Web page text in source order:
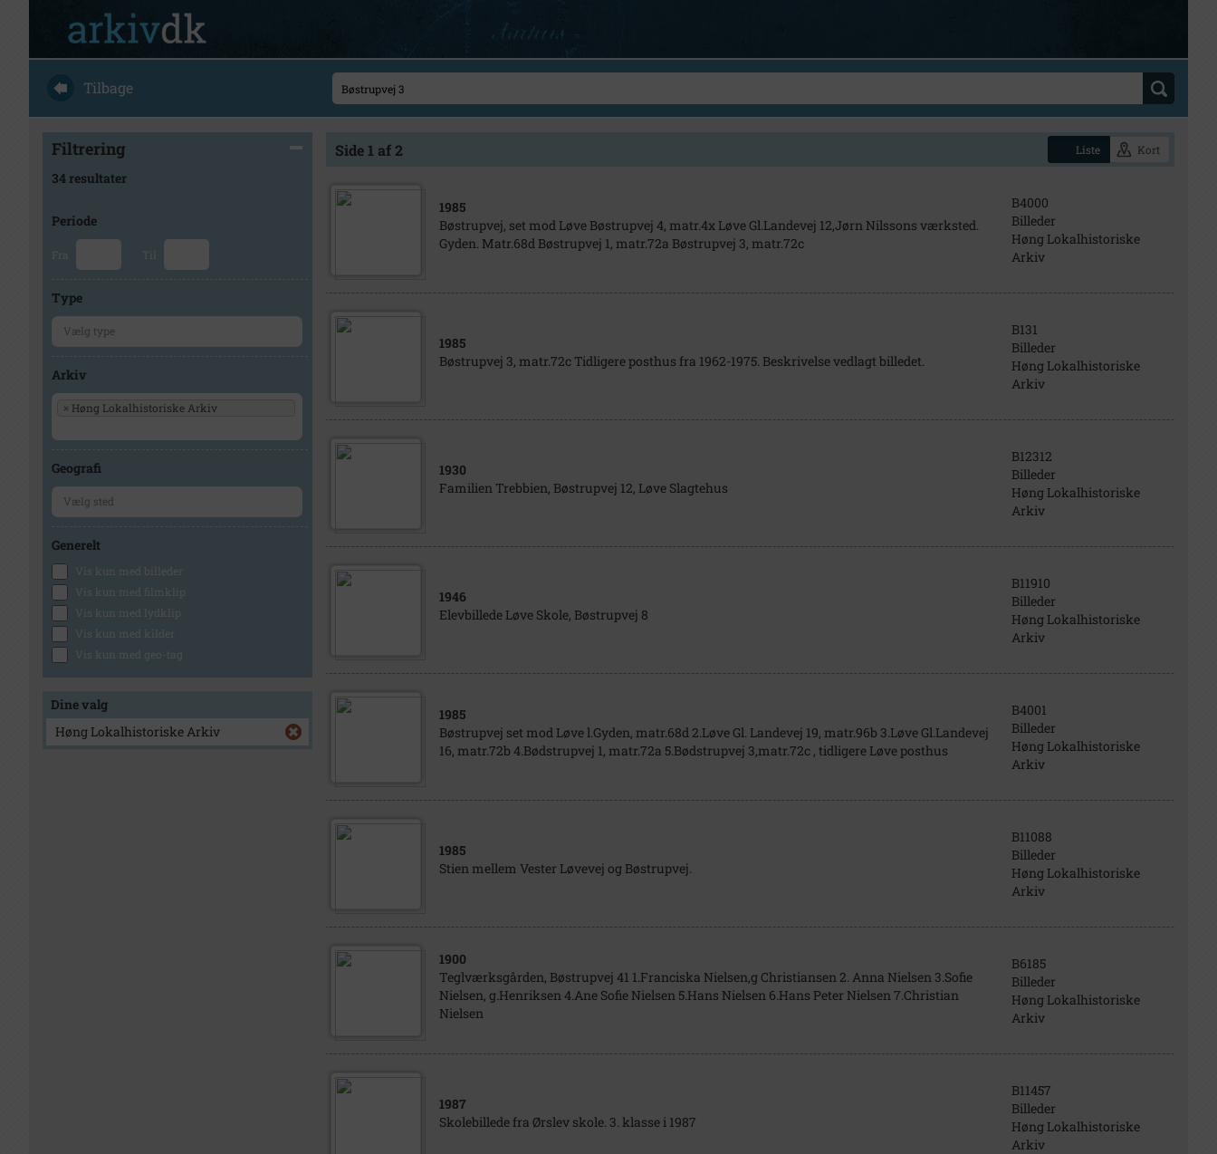
Tilbage
Filtrering
34 resultater
Periode
Fra Til
Type
Arkiv
× Høng Lokalhistoriske Arkiv
Geografi
Generelt
Vis kun med billeder
Vis kun med filmklip
Vis kun med lydklip
Vis kun med kilder
Vis kun med geo-tag
Dine valg
Høng Lokalhistoriske Arkiv
Side 1 af 2 Liste Kort
1985
Bøstrupvej, set mod Løve Bøstrupvej 4, matr.4x Løve Gl.Landevej 12,Jørn Nilssons værksted.
Gyden. Matr.68d Bøstrupvej 1, matr.72a Bøstrupvej 3, matr.72c
B4000
Billeder
Høng Lokalhistoriske
Arkiv
1985
Bøstrupvej 3, matr.72c Tidligere posthus fra 1962-1975. Beskrivelse vedlagt billedet.
B131
Billeder
Høng Lokalhistoriske
Arkiv
1930
Familien Trebbien, Bøstrupvej 12, Løve Slagtehus
B12312
Billeder
Høng Lokalhistoriske
Arkiv
1946
Elevbillede Løve Skole, Bøstrupvej 8
B11910
Billeder
Høng Lokalhistoriske
Arkiv
1985
Bøstrupvej set mod Løve l.Gyden, matr.68d 2.Løve Gl. Landevej 19, matr.96b 3.Løve Gl.Landevej
16, matr.72b 4.Bødstrupvej 1, matr.72a 5.Bødstrupvej 3,matr.72c , tidligere Løve posthus
B4001
Billeder
Høng Lokalhistoriske
Arkiv
1985
Stien mellem Vester Løvevej og Bøstrupvej.
B11088
Billeder
Høng Lokalhistoriske
Arkiv
1900
Teglværksgården, Bøstrupvej 41 1.Franciska Nielsen,g Christiansen 2. Anna Nielsen 3.Sofie
Nielsen, g.Henriksen 4.Ane Sofie Nielsen 5.Hans Nielsen 6.Hans Peter Nielsen 7.Christian
Nielsen
B6185
Billeder
Høng Lokalhistoriske
Arkiv
1987
Skolebillede fra Ørslev skole. 3. klasse i 1987
B11457
Billeder
Høng Lokalhistoriske
Arkiv